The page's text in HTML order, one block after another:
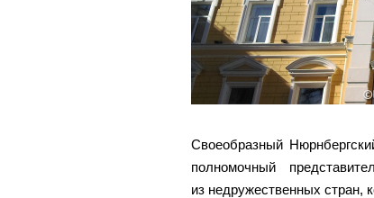
Своеобразный
полномочный
из недружественных стран,